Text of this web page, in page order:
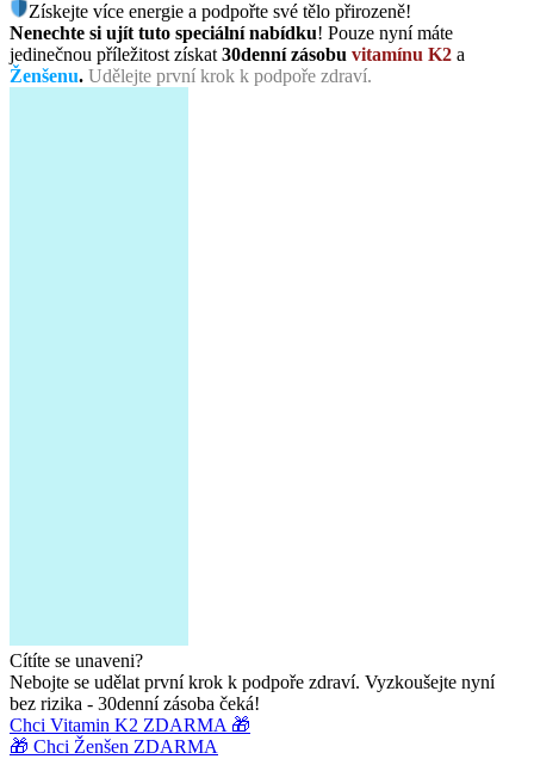
Získejte více energie a podpořte své tělo přirozeně!
Nenechte si ujít tuto speciální nabídku! Pouze nyní máte
jedinečnou příležitost získat 30denní zásobu vitamínu K2 a
Ženšenu. Udělejte první krok k podpoře zdraví.
Cítíte se unaveni?
Nebojte se udělat první krok k podpoře zdraví. Vyzkoušejte nyní
bez rizika - 30denní zásoba čeká!
Chci Vitamin K2 ZDARMA 🎁
🎁 Chci Ženšen ZDARMA